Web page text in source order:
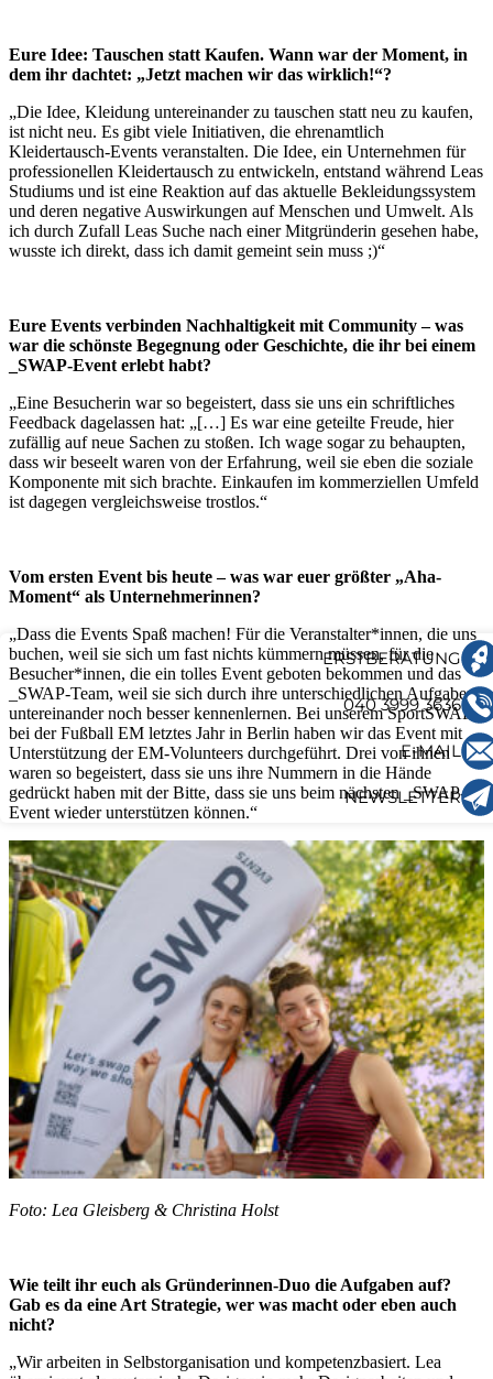
ERSTBERATUNG
040 3999 3636
E-MAIL
NEWSLETTER
Eure Idee: Tauschen statt Kaufen. Wann war der Moment, in
dem ihr dachtet: „Jetzt machen wir das wirklich!“?
„Die Idee, Kleidung untereinander zu tauschen statt neu zu kaufen,
ist nicht neu. Es gibt viele Initiativen, die ehrenamtlich
Kleidertausch-Events veranstalten. Die Idee, ein Unternehmen für
professionellen Kleidertausch zu entwickeln, entstand während Leas
Studiums und ist eine Reaktion auf das aktuelle Bekleidungssystem
und deren negative Auswirkungen auf Menschen und Umwelt. Als
ich durch Zufall Leas Suche nach einer Mitgründerin gesehen habe,
wusste ich direkt, dass ich damit gemeint sein muss ;)“
Eure Events verbinden Nachhaltigkeit mit Community – was
war die schönste Begegnung oder Geschichte, die ihr bei einem
_SWAP-Event erlebt habt?
„Eine Besucherin war so begeistert, dass sie uns ein schriftliches
Feedback dagelassen hat: „[…] Es war eine geteilte Freude, hier
zufällig auf neue Sachen zu stoßen. Ich wage sogar zu behaupten,
dass wir beseelt waren von der Erfahrung, weil sie eben die soziale
Komponente mit sich brachte. Einkaufen im kommerziellen Umfeld
ist dagegen vergleichsweise trostlos.“
Vom ersten Event bis heute – was war euer größter „Aha-
Moment“ als Unternehmerinnen?
„Dass die Events Spaß machen! Für die Veranstalter*innen, die uns
buchen, weil sie sich um fast nichts kümmern müssen, für die
Besucher*innen, die ein tolles Event geboten bekommen und das
_SWAP-Team, weil sie sich durch ihre unterschiedlichen Aufgaben
untereinander noch besser kennenlernen. Bei unserem SportSWAP
bei der Fußball EM letztes Jahr in Berlin haben wir das Event mit
Unterstützung der EM-Volunteers durchgeführt. Drei von ihnen
waren so begeistert, dass sie uns ihre Nummern in die Hände
gedrückt haben mit der Bitte, dass sie uns beim nächsten _SWAP-
Event wieder unterstützen können.“
Foto: Lea Gleisberg & Christina Holst
Wie teilt ihr euch als Gründerinnen-Duo die Aufgaben auf?
Gab es da eine Art Strategie, wer was macht oder eben auch
nicht?
„Wir arbeiten in Selbstorganisation und kompetenzbasiert. Lea